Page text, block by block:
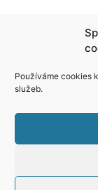
Používáme cookies
služeb.
Podle
povinen
daně online;